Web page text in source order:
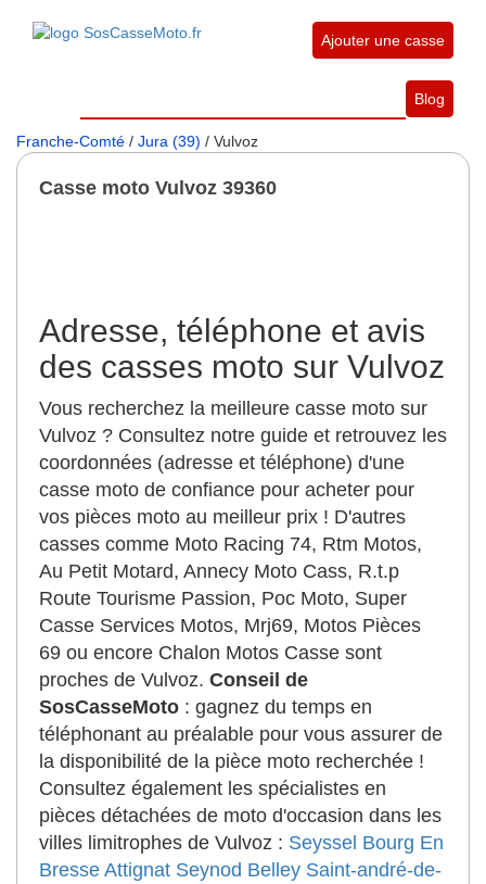
Ajouter une casse
Blog
Franche-Comté / Jura (39) / Vulvoz
Casse moto Vulvoz 39360
Adresse, téléphone et avis
des casses moto sur Vulvoz
Vous recherchez la meilleure casse moto sur
Vulvoz ? Consultez notre guide et retrouvez les
coordonnées (adresse et téléphone) d'une
casse moto de confiance pour acheter pour
vos pièces moto au meilleur prix ! D'autres
casses comme Moto Racing 74, Rtm Motos,
Au Petit Motard, Annecy Moto Cass, R.t.p
Route Tourisme Passion, Poc Moto, Super
Casse Services Motos, Mrj69, Motos Pièces
69 ou encore Chalon Motos Casse sont
proches de Vulvoz. Conseil de
SosCasseMoto : gagnez du temps en
téléphonant au préalable pour vous assurer de
la disponibilité de la pièce moto recherchée !
Consultez également les spécialistes en
pièces détachées de moto d'occasion dans les
villes limitrophes de Vulvoz : Seyssel Bourg En
Bresse Attignat Seynod Belley Saint-andré-de-